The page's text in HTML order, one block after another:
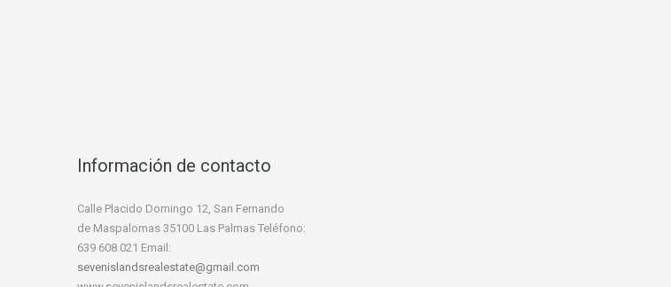
Información de contacto
Calle Placido Domingo 12, San Fernando
de Maspalomas 35100 Las Palmas Teléfono:
639 608 021 Email:
sevenislandsrealestate@gmail.com